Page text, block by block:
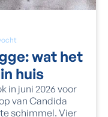
wat het
huis
in juni 2026 voor
van Candida
schimmel. Vier